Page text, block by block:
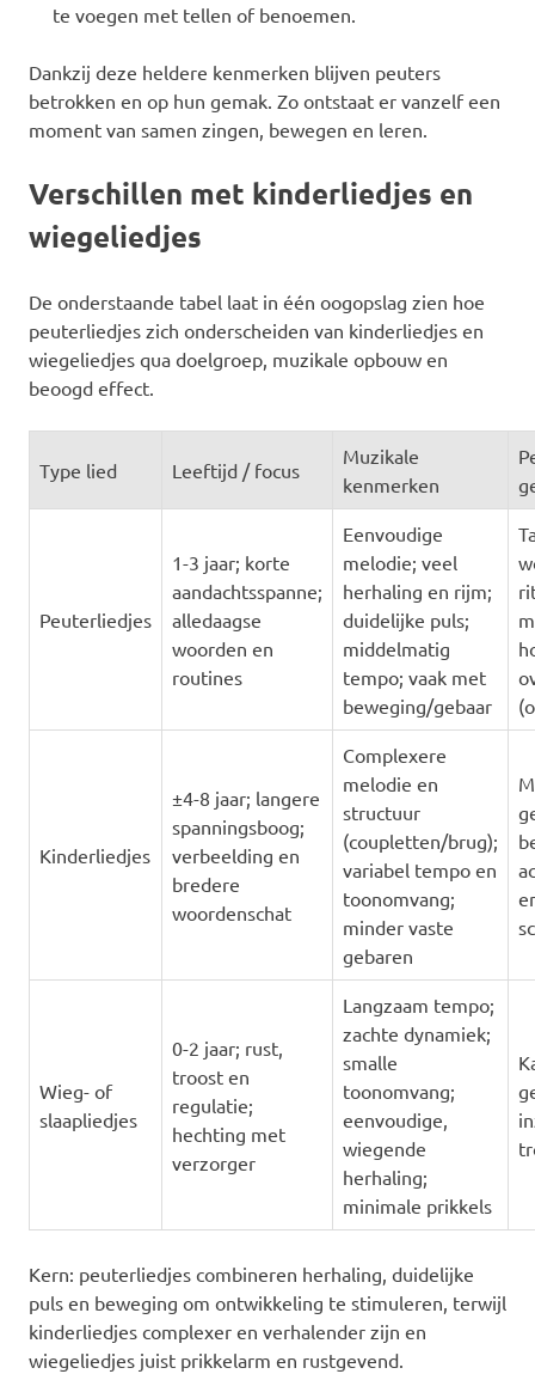
te voegen met tellen of benoemen.
Dankzij deze heldere kenmerken blijven peuters
betrokken en op hun gemak. Zo ontstaat er vanzelf een
moment van samen zingen, bewegen en leren.
Verschillen met kinderliedjes en
wiegeliedjes
De onderstaande tabel laat in één oogopslag zien hoe
peuterliedjes zich onderscheiden van kinderliedjes en
wiegeliedjes qua doelgroep, muzikale opbouw en
beoogd effect.
Type lied Leeftijd / focus
Muzikale
kenmerken
Peuterliedjes
1-3 jaar; korte
aandachtsspanne;
alledaagse
woorden en
routines
Eenvoudige
melodie; veel
herhaling en rijm;
duidelijke puls;
middelmatig
tempo; vaak met
beweging/gebaar
Kinderliedjes
±4-8 jaar; langere
spanningsboog;
verbeelding en
bredere
woordenschat
Complexere
melodie en
structuur
(coupletten/brug);
variabel tempo en
toonomvang;
minder vaste
gebaren
Wieg- of
slaapliedjes
0-2 jaar; rust,
troost en
regulatie;
hechting met
verzorger
Langzaam tempo;
zachte dynamiek;
smalle
toonomvang;
eenvoudige,
wiegende
herhaling;
minimale prikkels
Kern: peuterliedjes combineren herhaling, duidelijke
puls en beweging om ontwikkeling te stimuleren, terwijl
kinderliedjes complexer en verhalender zijn en
wiegeliedjes juist prikkelarm en rustgevend.